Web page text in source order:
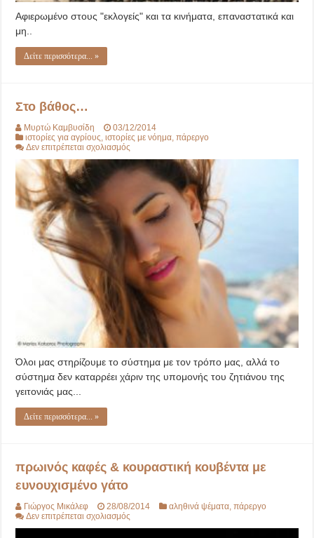
Αφιερωμένο στους "εκλογείς" και τα κινήματα, επαναστατικά και
μη..
Δείτε περισσότερα... »
Στο βάθος…
Μυρτώ Καμβυσίδη
03/12/2014
ιστορίες για αγρίους ,ιστορίες με νόημα ,πάρεργο
Δεν επιτρέπεται σχολιασμός
βάθος…
Όλοι μας στηρίζουμε το σύστημα με τον τρόπο μας, αλλά το
σύστημα δεν καταρρέει χάριν της υπομονής του ζητιάνου της
γειτονιάς μας...
Δείτε περισσότερα... »
πρωινός καφές & κουραστική κουβέντα με
ευνουχισμένο γάτο
Γιώργος Μικάλεφ 28/08/2014 αληθινά ψέματα ,πάρεργο
Δεν επιτρέπεται σχολιασμός